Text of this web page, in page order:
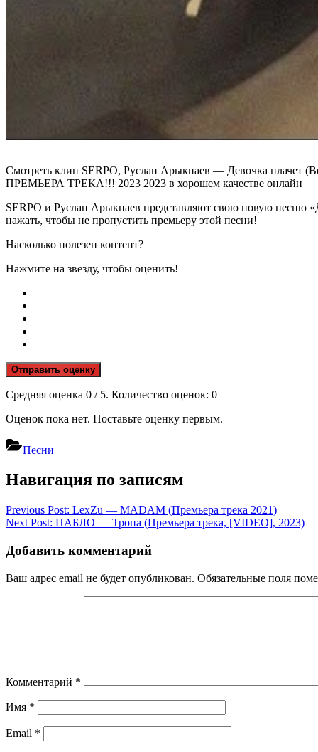
Смотреть клип SERPO, Руслан Арыкпаев — Девочка плачет
ПРЕМЬЕРА ТРЕКА!!! 2023 2023 в хорошем качестве онлайн
SERPO и Руслан Арыкпаев представляют свою новую песню
нажать, чтобы не пропустить премьеру этой песни!
Насколько полезен контент?
Нажмите на звезду, чтобы оценить!
Отправить оценку
Средняя оценка 0 / 5. Количество оценок: 0
Оценок пока нет. Поставьте оценку первым.
Песни
Навигация по записям
Previous Post: LexZu — MADAM (Премьера трека 2021)
Next Post: ПАБЛО — Тропа (Премьера трека, [VIDEO], 2023)
Добавить комментарий
Ваш адрес email не будет опубликован. Обязательные поля
Комментарий *
Имя *
Email *